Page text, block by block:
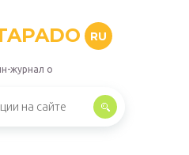
RU
журнал о